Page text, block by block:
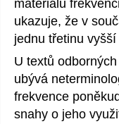
materiálu
ukazuje, že v
jednu třetinu
U textů
ubývá
frekvence
snahy o jeho